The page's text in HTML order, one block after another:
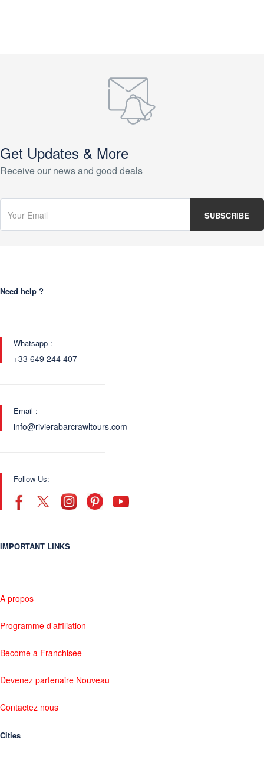
Get Updates & More
Receive our news and good deals
Need help ?
Whatsapp :
+33 649 244 407
Email :
info@rivierabarcrawltours.com
Follow Us:
IMPORTANT LINKS
A propos
Programme d’affiliation
Become a Franchisee
Devenez partenaire Nouveau
Contactez nous
Cities